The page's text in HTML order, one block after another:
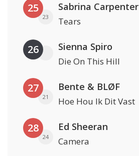
25
23
Sabrina Carpenter
Tears
26 Sienna Spiro
Die On This Hill
27
21
Bente & BLØF
Hoe Hou Ik Dit Vast
28
24
Ed Sheeran
Camera